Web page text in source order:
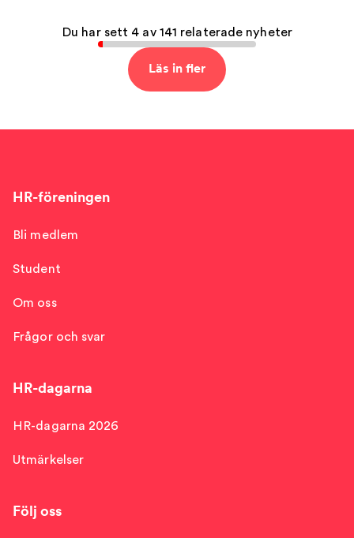
Du har sett 4 av 141 relaterade nyheter
Läs in fler
HR-föreningen
Bli medlem
Student
Om oss
Frågor och svar
HR-dagarna
HR-dagarna 2026
Utmärkelser
Följ oss